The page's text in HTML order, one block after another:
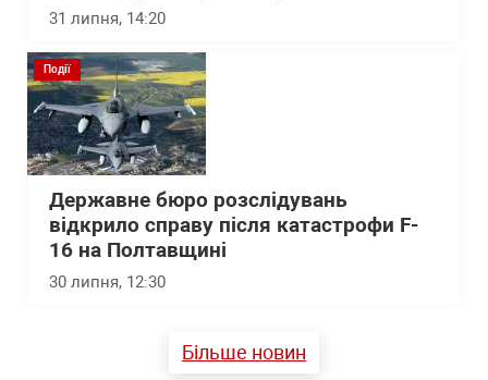
31 липня, 14:20
Події
Державне бюро розслідувань
відкрило справу після катастрофи F-
16 на Полтавщині
30 липня, 12:30
Більше новин